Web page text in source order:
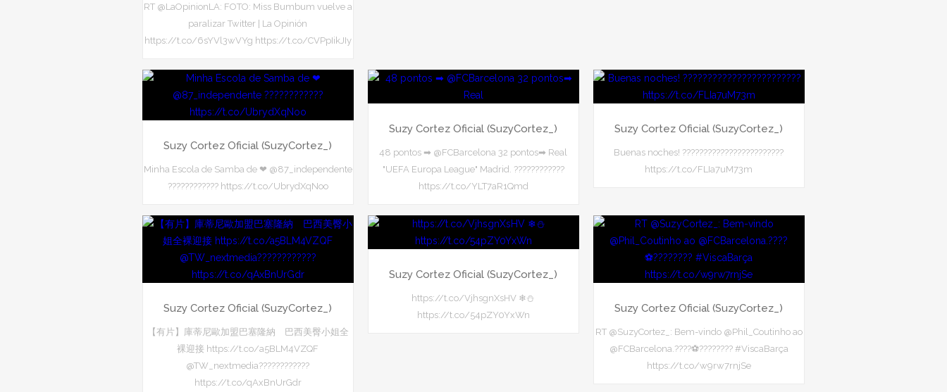
RT @LaOpinionLA: FOTO: Miss Bumbum vuelve a
paralizar Twitter | La Opinión
https://t.co/6sYVl3wVYg https://t.co/CVPpIikJIy
Suzy Cortez Oficial (SuzyCortez_)
Minha Escola de Samba de ❤ @87_independente
???????????? https://t.co/UbrydXqNoo
Suzy Cortez Oficial (SuzyCortez_)
48 pontos ➡ @FCBarcelona 32 pontos➡ Real
"UEFA Europa League" Madrid. ????????????
https://t.co/YLT7aR1Qmd
Suzy Cortez Oficial (SuzyCortez_)
Buenas noches! ????????????????????????
https://t.co/FLIa7uM73m
Suzy Cortez Oficial (SuzyCortez_)
【有片】庫蒂尼歐加盟巴塞隆納 巴西美臀小姐全
裸迎接 https://t.co/a5BLM4VZQF
@TW_nextmedia????????????
https://t.co/qAxBnUrGdr
Suzy Cortez Oficial (SuzyCortez_)
https://t.co/VjhsgnXsHV ❄⛄
https://t.co/54pZY0YxWn
Suzy Cortez Oficial (SuzyCortez_)
RT @SuzyCortez_: Bem-vindo @Phil_Coutinho ao
@FCBarcelona.????⚽???????? #ViscaBarça
https://t.co/w9rw7rnjSe